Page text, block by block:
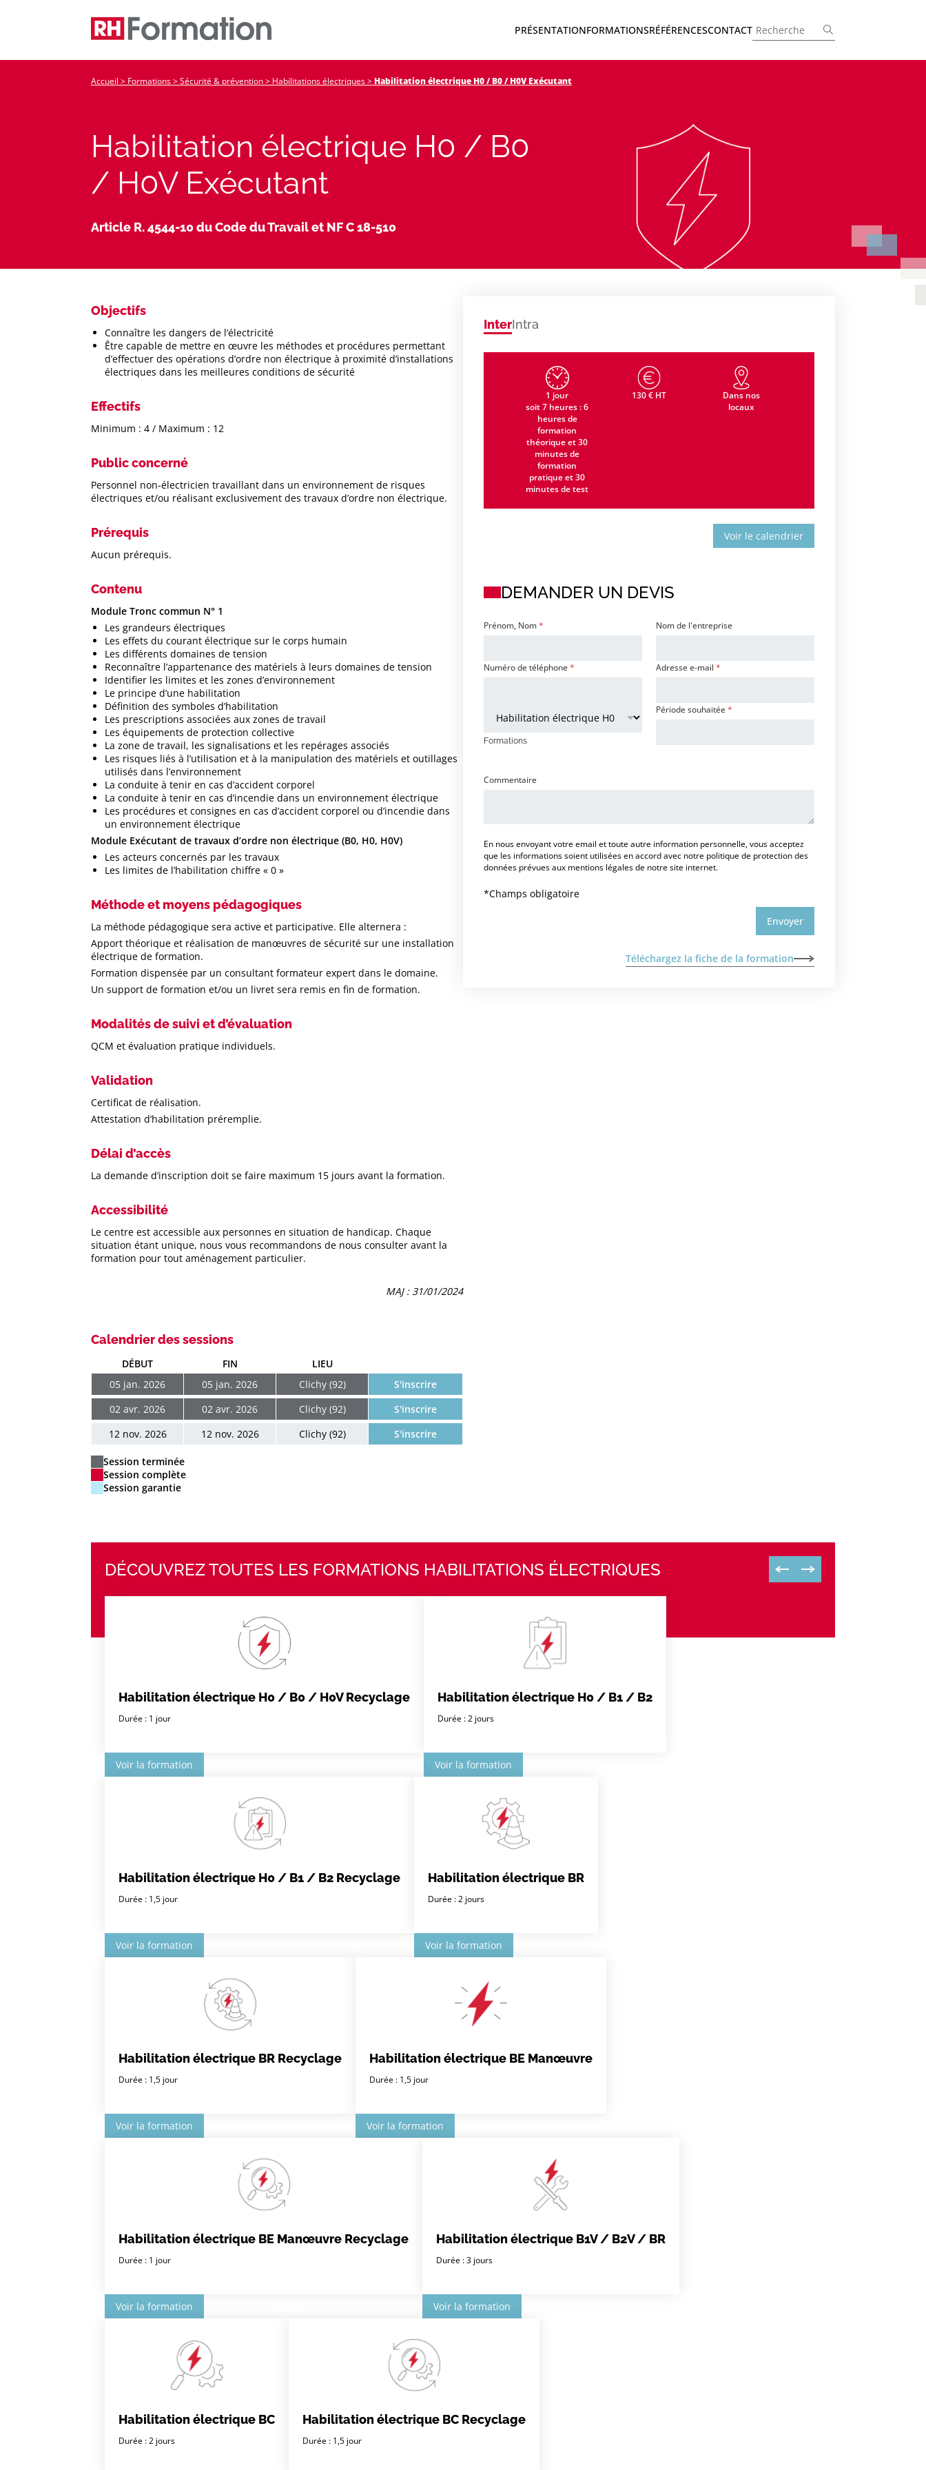
PRÉSENTATIONFORMATIONSRÉFÉRENCESCONTACTRechercher :
Rechercher
Accueil > Formations>Sécurité & prévention> Habilitations électriques> Habilitation électrique H0 / B0 / H0V Exécutant
Habilitation électrique H0 / B0
/ H0V Exécutant
Article R. 4544-10 du Code du Travail et NF C 18-510
Objectifs
Connaître les dangers de l’électricité
Être capable de mettre en œuvre les méthodes et procédures permettant
d’effectuer des opérations d’ordre non électrique à proximité d’installations
électriques dans les meilleures conditions de sécurité
Effectifs
Minimum : 4 / Maximum : 12
Public concerné
Personnel non-électricien travaillant dans un environnement de risques
électriques et/ou réalisant exclusivement des travaux d’ordre non électrique.
Prérequis
Aucun prérequis.
Contenu
Module Tronc commun N° 1
Les grandeurs électriques
Les effets du courant électrique sur le corps humain
Les différents domaines de tension
Reconnaître l’appartenance des matériels à leurs domaines de tension
Identifier les limites et les zones d’environnement
Le principe d’une habilitation
Définition des symboles d’habilitation
Les prescriptions associées aux zones de travail
Les équipements de protection collective
La zone de travail, les signalisations et les repérages associés
Les risques liés à l’utilisation et à la manipulation des matériels et outillages
utilisés dans l’environnement
La conduite à tenir en cas d’accident corporel
La conduite à tenir en cas d’incendie dans un environnement électrique
Les procédures et consignes en cas d’accident corporel ou d’incendie dans
un environnement électrique
Module Exécutant de travaux d’ordre non électrique (B0, H0, H0V)
Les acteurs concernés par les travaux
Les limites de l’habilitation chiffre « 0 »
Méthode et moyens pédagogiques
La méthode pédagogique sera active et participative. Elle alternera :
Apport théorique et réalisation de manœuvres de sécurité sur une installation
électrique de formation.
Formation dispensée par un consultant formateur expert dans le domaine.
Un support de formation et/ou un livret sera remis en fin de formation.
Modalités de suivi et d’évaluation
QCM et évaluation pratique individuels.
Validation
Certificat de réalisation.
Attestation d’habilitation préremplie.
Délai d’accès
La demande d’inscription doit se faire maximum 15 jours avant la formation.
Accessibilité
Le centre est accessible aux personnes en situation de handicap. Chaque
situation étant unique, nous vous recommandons de nous consulter avant la
formation pour tout aménagement particulier.
MAJ : 31/01/2024
Calendrier des sessions
DÉBUT FIN
LIEU
05 jan. 2026
05 jan. 2026 Clichy (92)
S'inscrire
02 avr. 2026
02 avr. 2026 Clichy (92)
S'inscrire
12 nov. 2026
12 nov. 2026 Clichy (92) S'inscrire
Session terminée
Session complète
Session garantie
InterIntra
1 jour
soit 7 heures : 6
heures de
formation
théorique et 30
minutes de
formation
pratique et 30
minutes de test
130 € HT
Dans nos
locaux
Voir le calendrier
DEMANDER UN DEVIS
Prénom, Nom* Nom de l'entreprise
Numéro de téléphone * Adresse e-mail *
r
t
o
u
h
i
Formations
Période souhaitée *
Commentaire
En nous envoyant votre email et toute autre information personnelle, vous acceptez
que les informations soient utilisées en accord avec notre politique de protection des
données prévues aux mentions légales de notre site internet.
*Champs obligatoire
Envoyer
Téléchargez la fiche de la formation
DÉCOUVREZ TOUTES LES FORMATIONS HABILITATIONS ÉLECTRIQUES
Habilitation électrique H0 / B0 / H0V Recyclage
Durée : 1 jour
Voir la formation
Habilitation électrique H0 / B1 / B2
Durée : 2 jours
Voir la formation
Habilitation électrique H0 / B1 / B2 Recyclage
Durée : 1,5 jour
Voir la formation
Habilitation électrique BR
Durée : 2 jours
Voir la formation
Habilitation électrique BR Recyclage
Durée : 1,5 jour
Voir la formation
Habilitation électrique BE Manœuvre
Durée : 1,5 jour
Voir la formation
Habilitation électrique BE Manœuvre Recyclage
Durée : 1 jour
Voir la formation
Habilitation électrique B1V / B2V / BR
Durée : 3 jours
Voir la formation
Habilitation électrique BC
Durée : 2 jours
Habilitation électrique BC Recyclage
Durée : 1,5 jour